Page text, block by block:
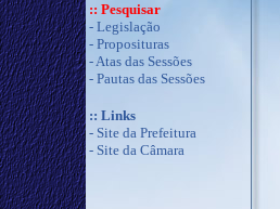
:: Pesquisar
- Legislação
- Proposituras
-Atas das Sessões
- Pautas das Sessões
:: Links
- Site da Prefeitura
- Site da Câmara